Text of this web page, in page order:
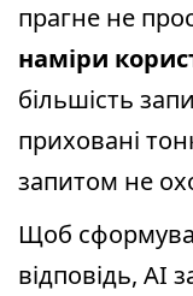
прагне не
наміри
більшість
приховані
запитом не
Щоб
відповідь, AI